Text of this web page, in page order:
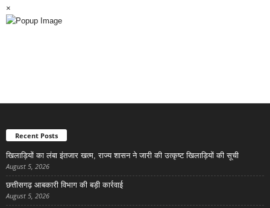
×
Recent Posts
खिलाड़ियों का लंबा इंतजार खत्म, राज्य शासन ने जारी की उत्कृष्ट खिलाड़ियों की सूची
August 5, 2026
छत्तीसगढ़ आबकारी विभाग की बड़ी कार्रवाई
August 5, 2026